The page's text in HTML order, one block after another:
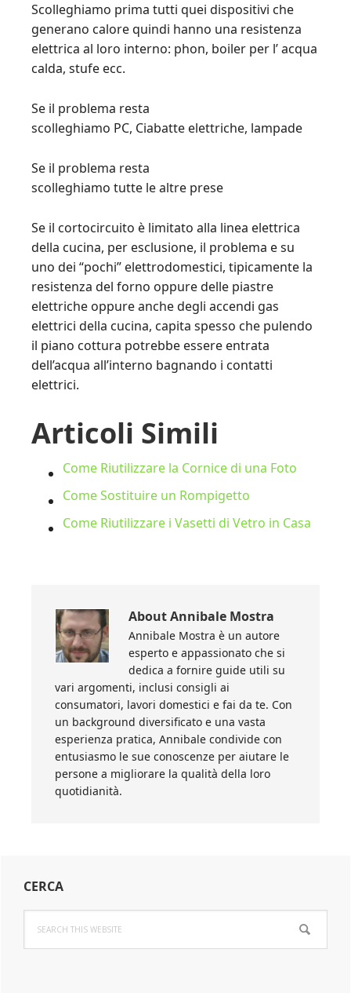
Scolleghiamo prima tutti quei dispositivi che
generano calore quindi hanno una resistenza
elettrica al loro interno: phon, boiler per l’ acqua
calda, stufe ecc.
Se il problema resta
scolleghiamo PC, Ciabatte elettriche, lampade
Se il problema resta
scolleghiamo tutte le altre prese
Se il cortocircuito è limitato alla linea elettrica
della cucina, per esclusione, il problema e su
uno dei “pochi” elettrodomestici, tipicamente la
resistenza del forno oppure delle piastre
elettriche oppure anche degli accendi gas
elettrici della cucina, capita spesso che pulendo
il piano cottura potrebbe essere entrata
dell’acqua all’interno bagnando i contatti
elettrici.
Articoli Simili
Come Riutilizzare la Cornice di una Foto
Come Sostituire un Rompigetto
Come Riutilizzare i Vasetti di Vetro in Casa
AboutAnnibale Mostra
Annibale Mostra è un autore
esperto e appassionato che si
dedica a fornire guide utili su
vari argomenti, inclusi consigli ai
consumatori, lavori domestici e fai da te. Con
un background diversificato e una vasta
esperienza pratica, Annibale condivide con
entusiasmo le sue conoscenze per aiutare le
persone a migliorare la qualità della loro
quotidianità.
Primary
Sidebar
CERCA
this
website